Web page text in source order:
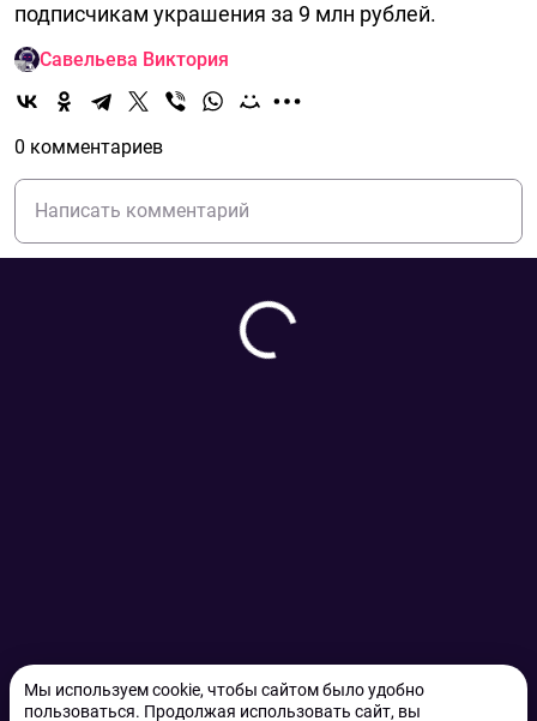
Мы используем cookie, чтобы сайтом было удобно
пользоваться. Продолжая использовать сайт, вы
подписчикам украшения за 9 млн рублей.
Савельева Виктория
0 комментариев